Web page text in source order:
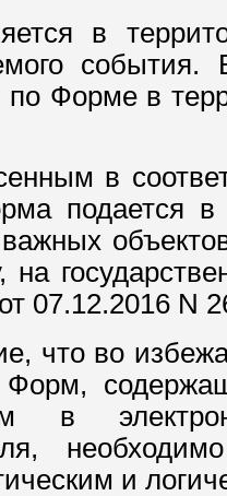
в
события.
по Форме в
в
подается в
07.12.2016 N
что во
Форм,
в
и